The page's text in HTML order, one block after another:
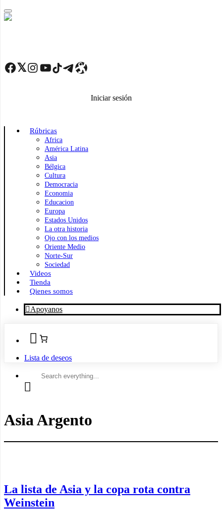
Skip
to
Facebook Twitter Instagram YouTube TikTok Telegram Enlace
Iniciar sesión
Rúbricas
Africa
América Latina
Asia
Bélgica
Cultura
Democracia
Economia
Educacion
Europa
Estados Unidos
La otra historia
Ojo con los medios
Oriente Medio
Norte-Sur
Sociedad
Videos
Tienda
Qienes somos
Apoyanos
Lista de deseos
Search
Asia Argento
La lista de Asia y la copa rota contra
Weinstein